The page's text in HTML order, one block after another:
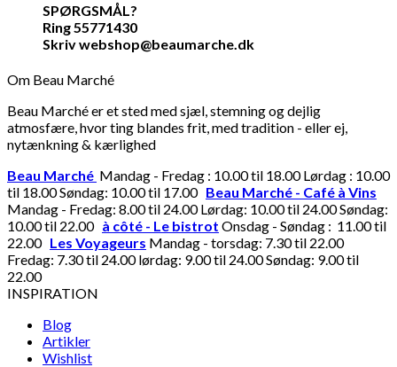
SPØRGSMÅL?
Ring 55771430
Skriv webshop@beaumarche.dk
Om Beau Marché
Beau Marché er et sted med sjæl, stemning og dejlig
atmosfære, hvor ting blandes frit, med tradition - eller ej,
nytænkning & kærlighed
Beau Marché Mandag - Fredag : 10.00 til 18.00 Lørdag : 10.00
til 18.00 Søndag: 10.00 til 17.00 Beau Marché - Café à Vins
Mandag - Fredag: 8.00 til 24.00 Lørdag: 10.00 til 24.00 Søndag:
10.00 til 22.00 à côté - Le bistrot Onsdag - Søndag : 11.00 til
22.00 Les Voyageurs Mandag - torsdag: 7.30 til 22.00
Fredag: 7.30 til 24.00 lørdag: 9.00 til 24.00 Søndag: 9.00 til
22.00
INSPIRATION
Blog
Artikler
Wishlist